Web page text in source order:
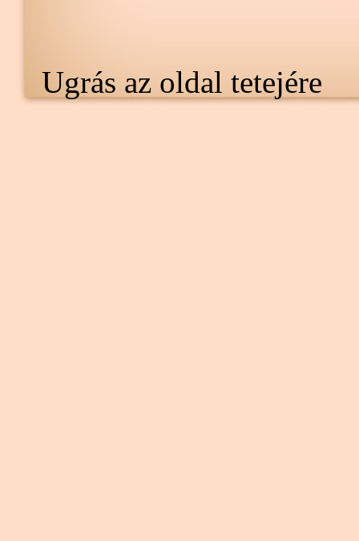
Ugrás az oldal tetejére